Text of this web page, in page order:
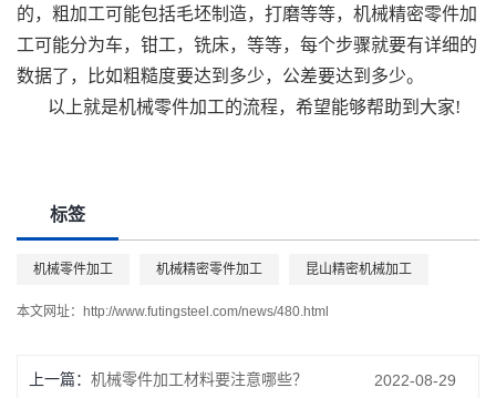
的，粗加工可能包括毛坯制造，打磨等等，机械精密零件加
工可能分为车，钳工，铣床，等等，每个步骤就要有详细的
数据了，比如粗糙度要达到多少，公差要达到多少。
以上就是机械零件加工的流程，希望能够帮助到大家!
标签
机械零件加工 机械精密零件加工 昆山精密机械加工
本文网址： http://www.futingsteel.com/news/480.html
上一篇： 机械零件加工材料要注意哪些？ 2022-08-29